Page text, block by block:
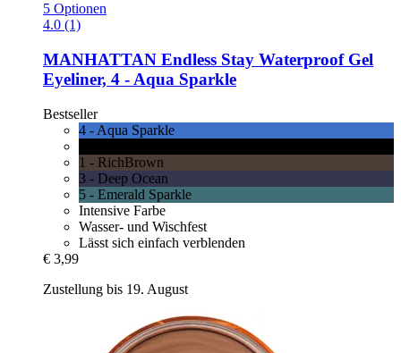
5 Optionen
4.0 (1)
MANHATTAN Endless Stay Waterproof Gel
Eyeliner, 4 -​ Aqua Sparkle
Bestseller
4 - Aqua Sparkle
1 - RichBrown
3 - Deep Ocean
5 - Emerald Sparkle
Intensive Farbe
Wasser- und Wischfest
Lässt sich einfach verblenden
€ 3,99
Zustellung bis 19. August